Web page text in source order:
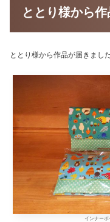
ととり様から作
ととり様から作品が届きました
インナー